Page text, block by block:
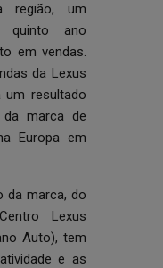
região, um
ano
em vendas.
da Lexus
um resultado
marca de
Europa em
da marca, do
Lexus
Auto), tem
e as